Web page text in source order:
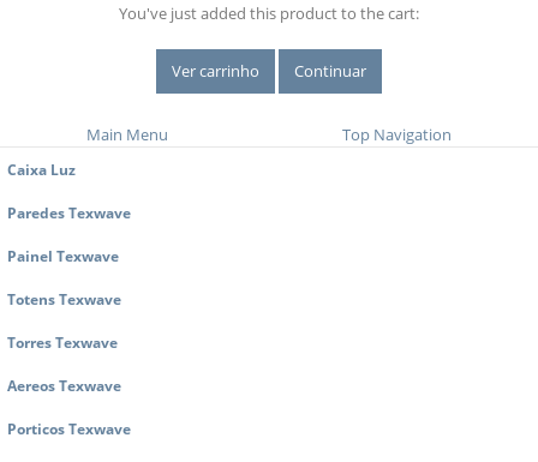
You've just added this product to the cart:
Ver carrinho Continuar
Main Menu Top Navigation
Caixa Luz
Paredes Texwave
Painel Texwave
Totens Texwave
Torres Texwave
Aereos Texwave
Porticos Texwave